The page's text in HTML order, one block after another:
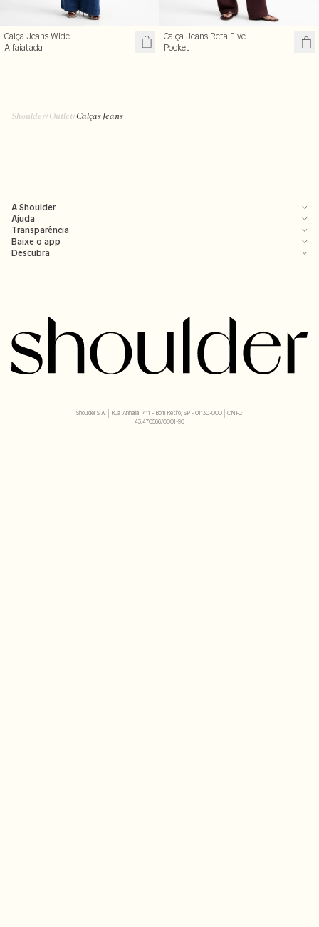
Calça Jeans Wide
Alfaiatada
Calça Jeans Reta Five
Pocket
Shoulder/Outlet/Calças Jeans
A Shoulder
Ajuda
Transparência
Baixe o app
Descubra
Shoulder S.A. | Rua Anhaia, 411 - Bom Retiro, SP - 01130-000 | CNPJ:
43.470566/0001-90